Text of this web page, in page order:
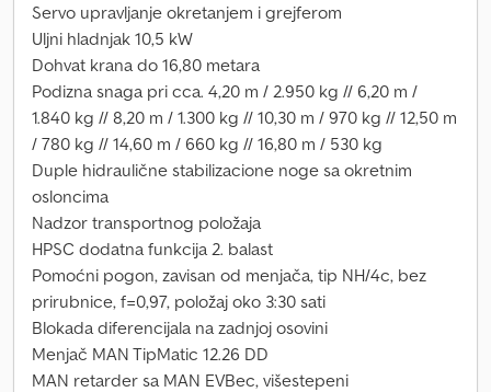
Servo upravljanje okretanjem i grejferom
Uljni hladnjak 10,5 kW
Dohvat krana do 16,80 metara
Podizna snaga pri cca. 4,20 m / 2.950 kg // 6,20 m /
1.840 kg // 8,20 m / 1.300 kg // 10,30 m / 970 kg // 12,50 m
/ 780 kg // 14,60 m / 660 kg // 16,80 m / 530 kg
Duple hidraulične stabilizacione noge sa okretnim
osloncima
Nadzor transportnog položaja
HPSC dodatna funkcija 2. balast
Pomoćni pogon, zavisan od menjača, tip NH/4c, bez
prirubnice, f=0,97, položaj oko 3:30 sati
Blokada diferencijala na zadnjoj osovini
Menjač MAN TipMatic 12.26 DD
MAN retarder sa MAN EVBec, višestepeni